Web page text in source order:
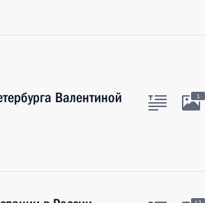
Валентиной
1